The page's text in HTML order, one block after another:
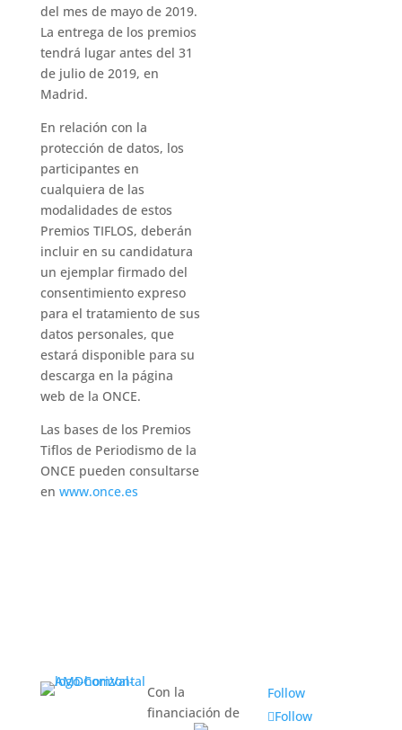
del mes de mayo de 2019.
La entrega de los premios
tendrá lugar antes del 31
de julio de 2019, en
Madrid.
En relación con la
protección de datos, los
participantes en
cualquiera de las
modalidades de estos
Premios TIFLOS, deberán
incluir en su candidatura
un ejemplar firmado del
consentimiento expreso
para el tratamiento de sus
datos personales, que
estará disponible para su
descarga en la página
web de la ONCE.
Las bases de los Premios
Tiflos de Periodismo de la
ONCE pueden consultarse
en www.once.es
Con la
financiación de
Follow
Follow